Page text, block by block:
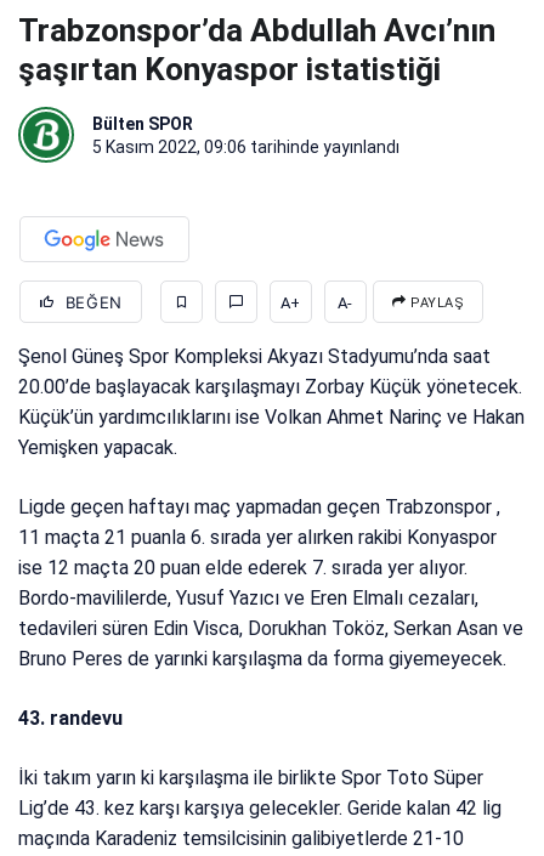
Trabzonspor’da Abdullah Avcı’nın
şaşırtan Konyaspor istatistiği
Bülten SPOR
5 Kasım 2022, 09:06 tarihinde yayınlandı
BEĞEN A+ A- PAYLAŞ
Şenol Güneş Spor Kompleksi Akyazı Stadyumu’nda saat
20.00’de başlayacak karşılaşmayı Zorbay Küçük yönetecek.
Küçük’ün yardımcılıklarını ise Volkan Ahmet Narinç ve Hakan
Yemişken yapacak.
Ligde geçen haftayı maç yapmadan geçen Trabzonspor ,
11 maçta 21 puanla 6. sırada yer alırken rakibi Konyaspor
ise 12 maçta 20 puan elde ederek 7. sırada yer alıyor.
Bordo-mavililerde, Yusuf Yazıcı ve Eren Elmalı cezaları,
tedavileri süren Edin Visca, Dorukhan Toköz, Serkan Asan ve
Bruno Peres de yarınki karşılaşma da forma giyemeyecek.
43. randevu
İki takım yarın ki karşılaşma ile birlikte Spor Toto Süper
Lig’de 43. kez karşı karşıya gelecekler. Geride kalan 42 lig
maçında Karadeniz temsilcisinin galibiyetlerde 21-10